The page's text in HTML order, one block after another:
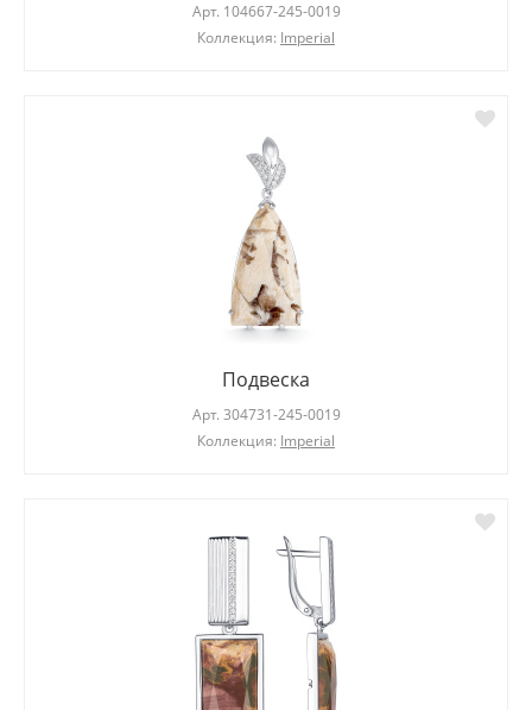
Арт. 104667-245-0019
Коллекция: Imperial
Подвеска
Арт. 304731-245-0019
Коллекция: Imperial